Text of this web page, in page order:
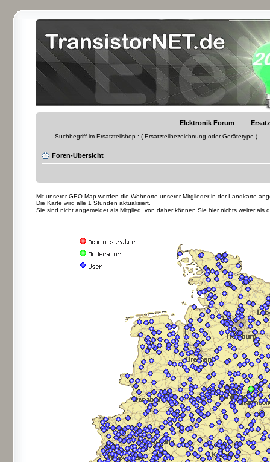
Elektronik Forum
Suchbegriff im Ersatzteilshop : ( Ersatzteilbezeichnung oder Gerätetype )
Foren-Übersicht
Mit unserer GEO Map werden die Wohnorte unserer Mitglieder in der Landkarte
Die Karte wird alle 1 Stunden aktualisiert.
Sie sind nicht angemeldet als Mitglied, von daher können Sie hier nichts weiter als